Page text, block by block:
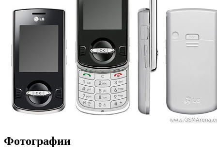
Фотографии